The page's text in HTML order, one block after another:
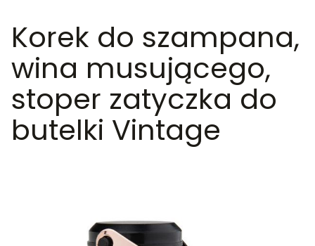
Korek do szampana,
wina musującego,
stoper zatyczka do
butelki Vintage